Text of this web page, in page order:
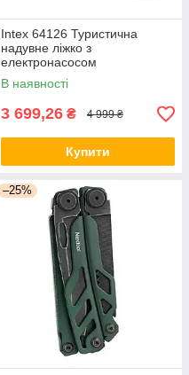
Intex 64126 Туристична
надувне ліжко з
електронасосом
В наявності
3 699,26 ₴ 4 999 ₴
Купити
–25%